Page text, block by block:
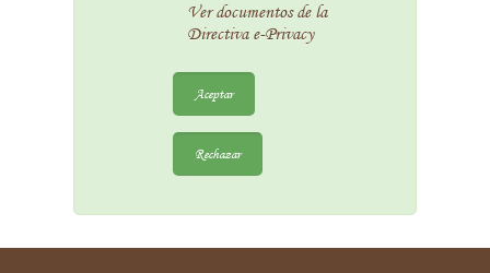
Ver documentos de la
Directiva e-Privacy
Aceptar
Rechazar